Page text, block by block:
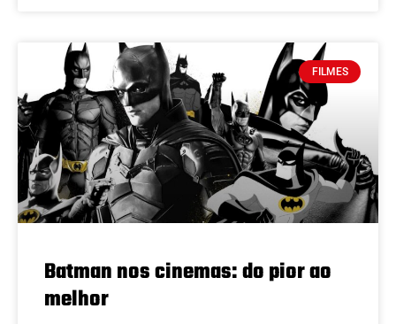
FILMES
Batman nos cinemas: do pior ao
melhor